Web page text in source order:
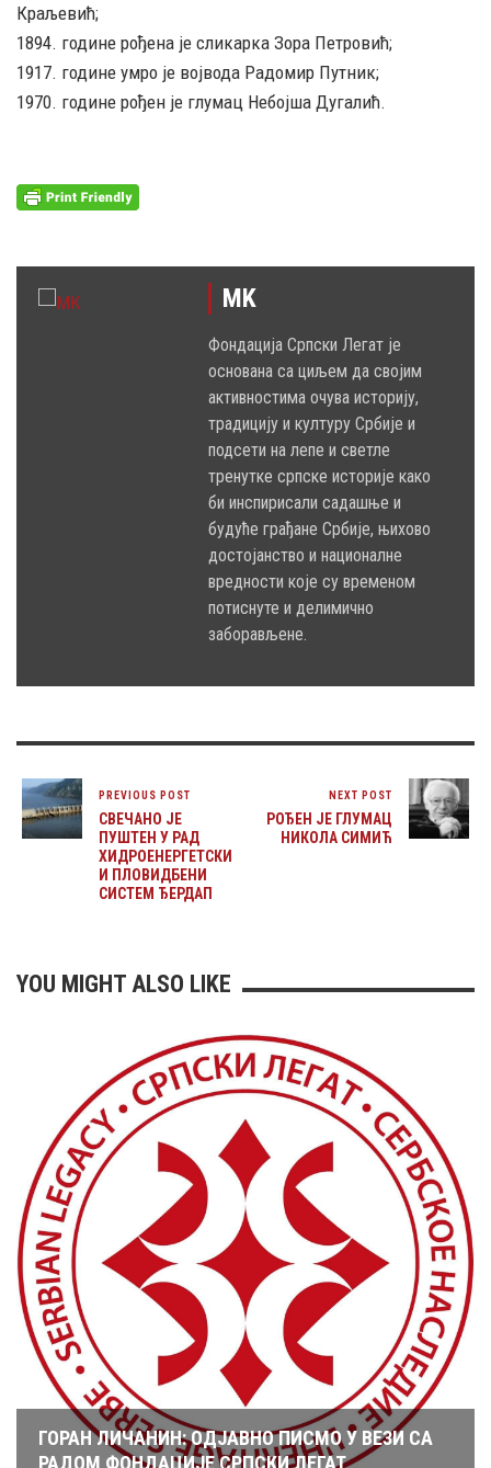
Краљевић;
1894. године рођена је сликарка Зора Петровић;
1917. године умро је војвода Радомир Путник;
1970. године рођен је глумац Небојша Дугалић.
MK
Фондација Српски Легат је
основана са циљем да својим
активностима очува историју,
традицију и културу Србије и
подсети на лепе и светле
тренутке српске историје како
би инспирисали садашње и
будуће грађане Србије, њихово
достојанство и националне
вредности које су временом
потиснуте и делимично
заборављене.
PREVIOUS POST
СВЕЧАНО ЈЕ
ПУШТЕН У РАД
ХИДРОЕНЕРГЕТСКИ
И ПЛОВИДБЕНИ
СИСТЕМ ЂЕРДАП
NEXT POST
РОЂЕН ЈЕ ГЛУМАЦ
НИКОЛА СИМИЋ
YOU MIGHT ALSO LIKE
ГОРАН ЛИЧАНИН: ОДЈАВНО ПИСМО У ВЕЗИ СА
РАДОМ ФОНДАЦИЈЕ СРПСКИ ЛЕГАТ